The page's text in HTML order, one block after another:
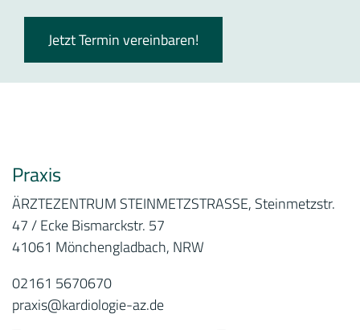
Jetzt Termin vereinbaren!
Praxis
ÄRZTEZENTRUM STEINMETZSTRASSE, Steinmetzstr.
47 / Ecke Bismarckstr. 57
41061 Mönchengladbach, NRW
02161 5670670
praxis@kardiologie-az.de